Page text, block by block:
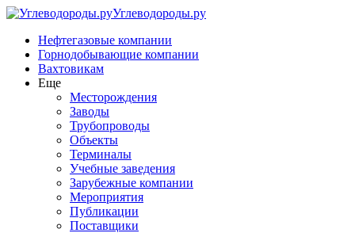
Углеводороды.ру
Нефтегазовые компании
Горнодобывающие компании
Вахтовикам
Еще
Месторождения
Заводы
Трубопроводы
Объекты
Терминалы
Учебные заведения
Зарубежные компании
Мероприятия
Публикации
Поставщики